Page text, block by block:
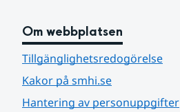
Om webbplatsen
Tillgänglighetsredogörelse
Kakor på smhi.se
Hantering av personuppgifter